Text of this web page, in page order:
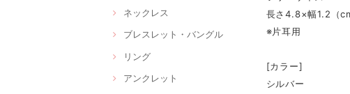
ネックレス
ブレスレット・バングル
リング
アンクレット
長さ4.8×幅1.2（
※片耳用
[カラー]
シルバー